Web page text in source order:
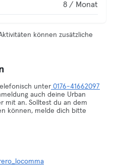
8 / Monat
können zusätzliche
unter0176-41662097
auch deine Urban
mit an. Solltest du an dem
können, melde dich bitte